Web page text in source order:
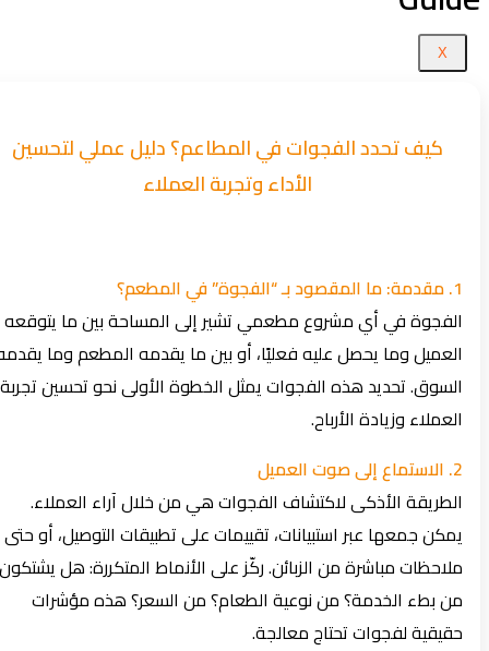
كيف تحدد الفجوات في المطاعم؟ دليل عملي لتحسين
الأداء وتجربة العملاء
الفجوة في أي مشروع مطعمي تشير إلى المساحة بين ما يتوقعه
العميل وما يحصل عليه فعليًا، أو بين ما يقدمه المطعم وما يقدمه
السوق. تحديد هذه الفجوات يمثل الخطوة الأولى نحو تحسين تجربة
العملاء وزيادة الأرباح.
الطريقة الأذكى لاكتشاف الفجوات هي من خلال آراء العملاء.
يمكن جمعها عبر استبيانات، تقييمات على تطبيقات التوصيل، أو حتى
ملاحظات مباشرة من الزبائن. ركّز على الأنماط المتكررة: هل يشتكون
من بطء الخدمة؟ من نوعية الطعام؟ من السعر؟ هذه مؤشرات
حقيقية لفجوات تحتاج معالجة.